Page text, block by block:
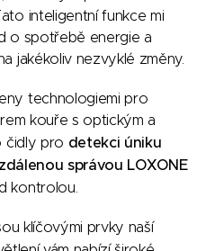
inteligentní funkce mi
o spotřebě energie a
jakékoliv nezvyklé změny.
technologiemi pro
kouře s optickým a
čidly pro detekci úniku
správou LOXONE
kontrolou.
klíčovými prvky naší